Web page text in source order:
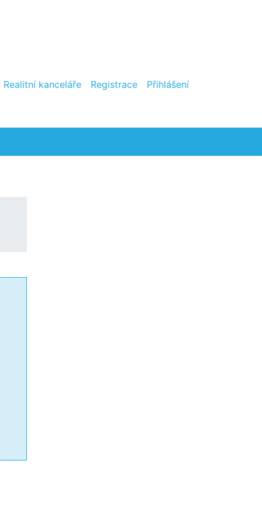
Realitní kanceláře Registrace Přihlášení